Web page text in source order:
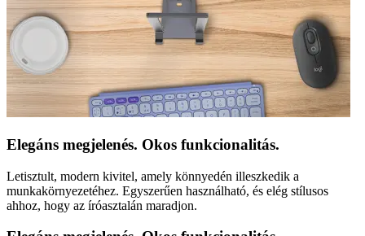
Elegáns megjelenés. Okos funkcionalitás.
Letisztult, modern kivitel, amely könnyedén illeszkedik a
munkakörnyezetéhez. Egyszerűen használható, és elég stílusos
ahhoz, hogy az íróasztalán maradjon.